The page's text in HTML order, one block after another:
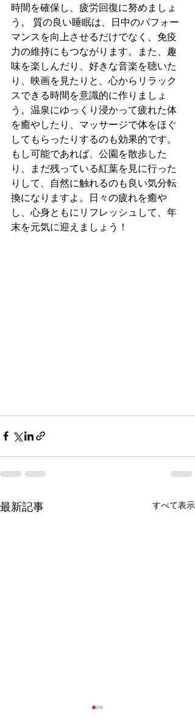
時間を確保し、疲労回復に努めましょ
う。 質の良い睡眠は、日中のパフォー
マンスを向上させるだけでなく、免疫
力の維持にもつながります。また、趣
味を楽しんだり、好きな音楽を聴いた
り、映画を見たりと、心からリラック
スできる時間を意識的に作りましょ
う。温泉にゆっくり浸かって疲れた体
を癒やしたり、マッサージで体をほぐ
してもらったりするのも効果的です。
もし可能であれば、公園を散歩した
り、まだ残っている紅葉を見に行った
りして、自然に触れるのも良い気分転
換になりますよ。日々の疲れを癒や
し、心身ともにリフレッシュして、年
末を元気に迎えましょう！
最新記事 すべて表示